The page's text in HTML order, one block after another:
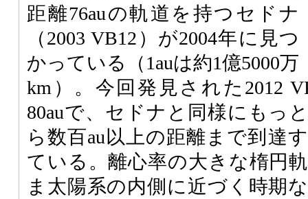
距離76auの軌道を持つセドナ
（2003 VB12）が2004年に見つ
かっている（1auは約1億5000万
km）。今回発見された2012
80auで、セドナと同様にもっ
ら数百au以上の距離まで到達
ている。離心率の大きな楕円
ま太陽系の内側に近づく時期